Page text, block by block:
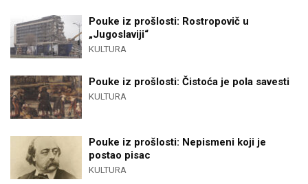
Pouke iz prošlosti: Rostropovič u
„Jugoslaviji“
KULTURA
Pouke iz prošlosti: Čistoća je pola savesti
KULTURA
Pouke iz prošlosti: Nepismeni koji je
postao pisac
KULTURA